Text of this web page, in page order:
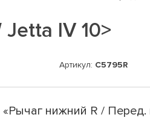
IV 10>
Артикул: C5795R
«Рычаг нижний R / Перед.